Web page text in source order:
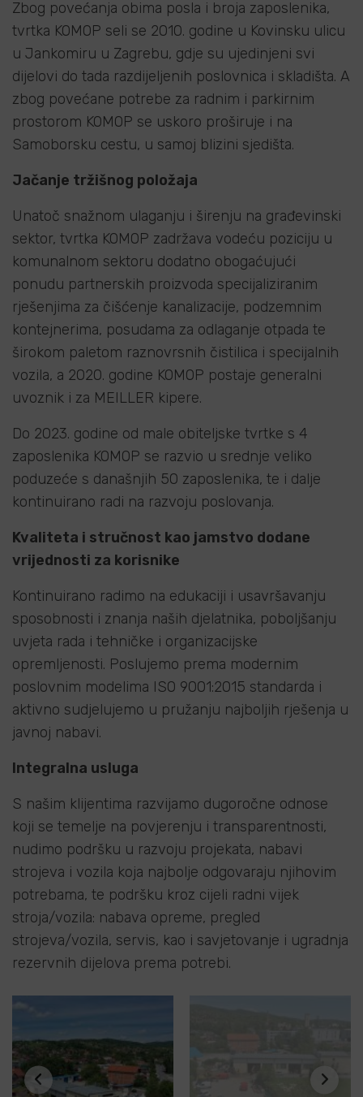
Zbog povećanja obima posla i broja zaposlenika,
tvrtka KOMOP seli se 2010. godine u Kovinsku ulicu
u Jankomiru u Zagrebu, gdje su ujedinjeni svi
dijelovi do tada razdijeljenih poslovnica i skladišta. A
zbog povećane potrebe za radnim i parkirnim
prostorom KOMOP se uskoro proširuje i na
Samoborsku cestu, u samoj blizini sjedišta.
Jačanje tržišnog položaja
Unatoč snažnom ulaganju i širenju na građevinski
sektor, tvrtka KOMOP zadržava vodeću poziciju u
komunalnom sektoru dodatno obogaćujući
ponudu partnerskih proizvoda specijaliziranim
rješenjima za čišćenje kanalizacije, podzemnim
kontejnerima, posudama za odlaganje otpada te
širokom paletom raznovrsnih čistilica i specijalnih
vozila, a 2020. godine KOMOP postaje generalni
uvoznik i za MEILLER kipere.
Do 2023. godine od male obiteljske tvrtke s 4
zaposlenika KOMOP se razvio u srednje veliko
poduzeće s današnjih 50 zaposlenika, te i dalje
kontinuirano radi na razvoju poslovanja.
Kvaliteta i stručnost kao jamstvo dodane
vrijednosti za korisnike
Kontinuirano radimo na edukaciji i usavršavanju
sposobnosti i znanja naših djelatnika, poboljšanju
uvjeta rada i tehničke i organizacijske
opremljenosti. Poslujemo prema modernim
poslovnim modelima ISO 9001:2015 standarda i
aktivno sudjelujemo u pružanju najboljih rješenja u
javnoj nabavi.
Integralna usluga
S našim klijentima razvijamo dugoročne odnose
koji se temelje na povjerenju i transparentnosti,
nudimo podršku u razvoju projekata, nabavi
strojeva i vozila koja najbolje odgovaraju njihovim
potrebama, te podršku kroz cijeli radni vijek
stroja/vozila: nabava opreme, pregled
strojeva/vozila, servis, kao i savjetovanje i ugradnja
rezervnih dijelova prema potrebi.